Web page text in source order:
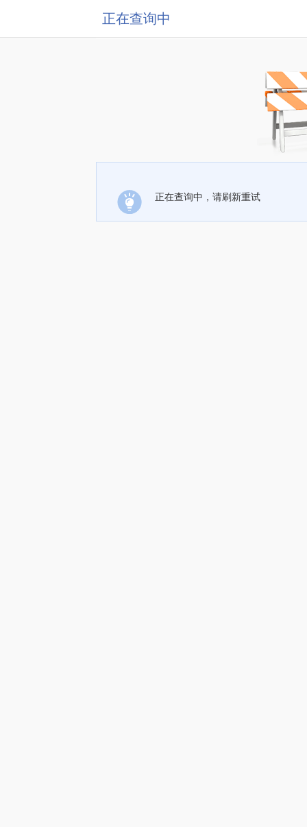
正在查询中
正在查询中，请刷新重试